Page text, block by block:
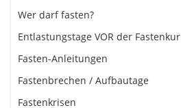
Wer darf fasten?
Entlastungstage VOR der Fastenkur
Fasten-Anleitungen
Fastenbrechen / Aufbautage
Fastenkrisen